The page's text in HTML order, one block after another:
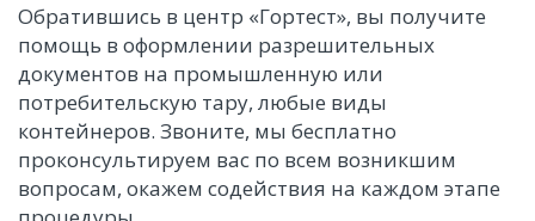
Обратившись в центр «Гортест», вы получите
помощь в оформлении разрешительных
документов на промышленную или
потребительскую тару, любые виды
контейнеров. Звоните, мы бесплатно
проконсультируем вас по всем возникшим
вопросам, окажем содействия на каждом этапе